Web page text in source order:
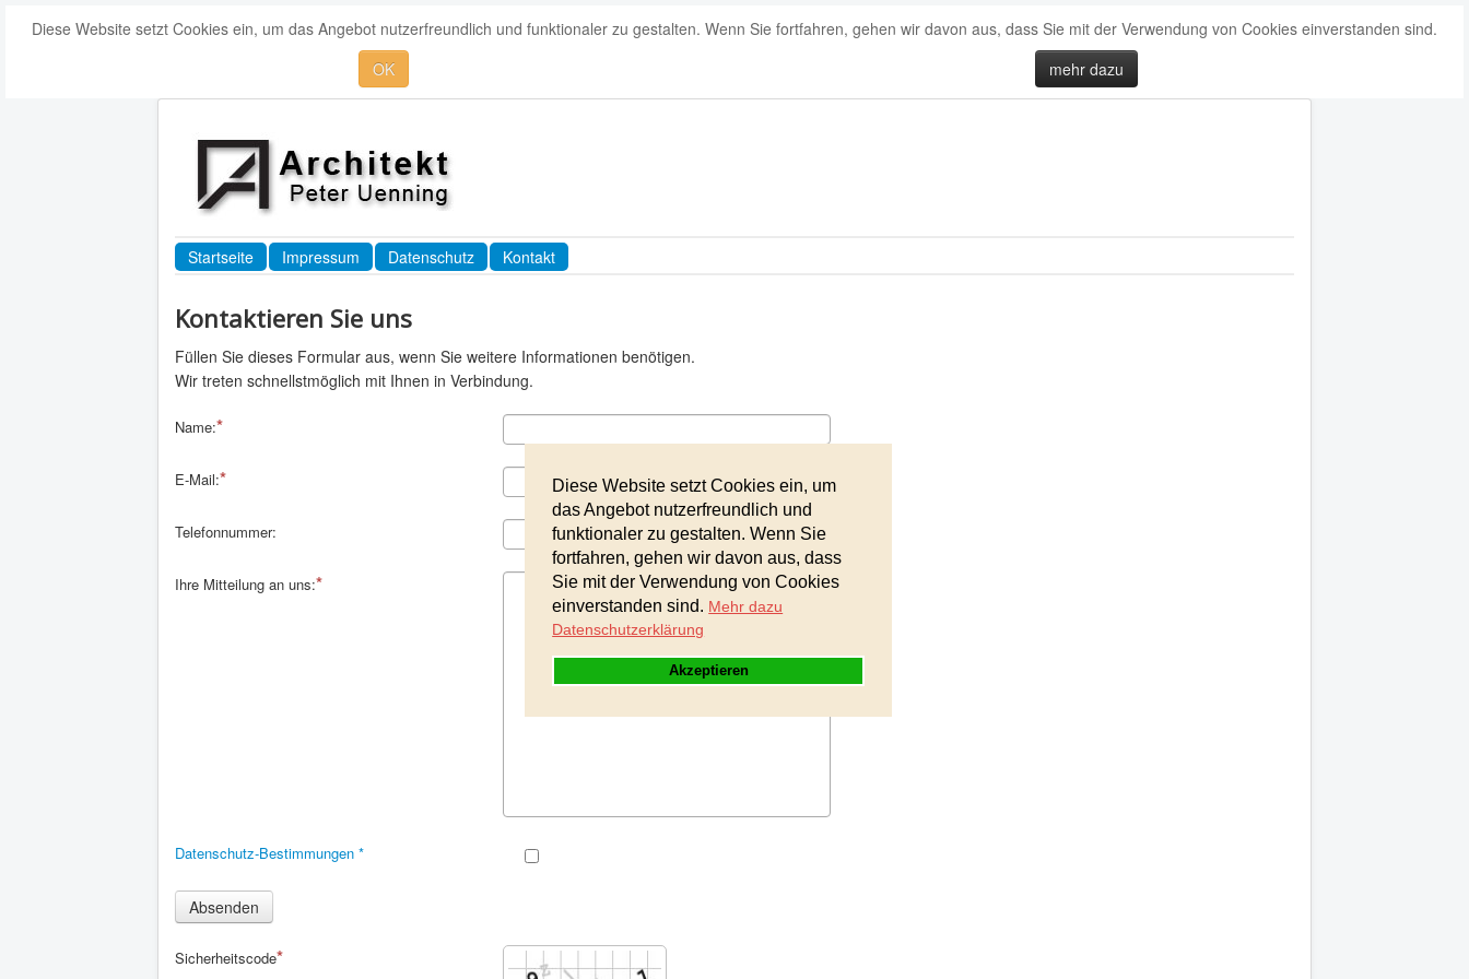
Diese Website setzt Cookies ein, um das Angebot nutzerfreundlich und funktionaler zu gestalten. Wenn Sie fortfahren, gehen wir davon aus, dass Sie mit der Verwendung von Cookies einverstanden sind.
OK
mehr dazu
Startseite Impressum Datenschutz Kontakt
Kontaktieren Sie uns
Füllen Sie dieses Formular aus, wenn Sie weitere Informationen benötigen.
Wir treten schnellstmöglich mit Ihnen in Verbindung.
Name:
E-Mail:
Telefonnummer:
Ihre Mitteilung an uns:
Datenschutz-Bestimmungen *
Absenden
Sicherheitscode